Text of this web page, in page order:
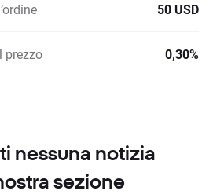
50 USD
prezzo 0,30%
nessuna notizia
sezione